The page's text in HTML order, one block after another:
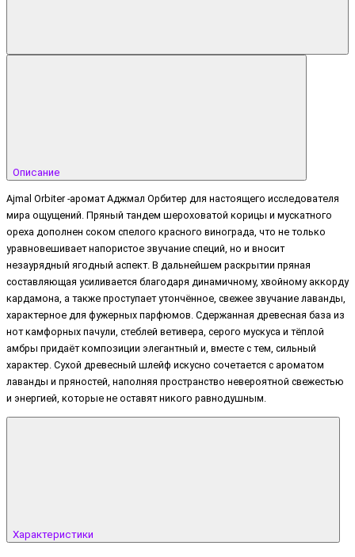
Описание
Ajmal Orbiter -аромат Аджмал Орбитер для настоящего исследователя
мира ощущений. Пряный тандем шероховатой корицы и мускатного
ореха дополнен соком спелого красного винограда, что не только
уравновешивает напористое звучание специй, но и вносит
незаурядный ягодный аспект. В дальнейшем раскрытии пряная
составляющая усиливается благодаря динамичному, хвойному аккорду
кардамона, а также проступает утончённое, свежее звучание лаванды,
характерное для фужерных парфюмов. Сдержанная древесная база из
нот камфорных пачули, стеблей ветивера, серого мускуса и тёплой
амбры придаёт композиции элегантный и, вместе с тем, сильный
характер. Сухой древесный шлейф искусно сочетается с ароматом
лаванды и пряностей, наполняя пространство невероятной свежестью
и энергией, которые не оставят никого равнодушным.
Характеристики